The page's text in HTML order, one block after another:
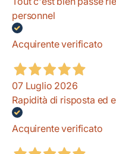
personnel
Acquirente verificato
07 Luglio 2026
Rapidità di risposta ed
Acquirente verificato